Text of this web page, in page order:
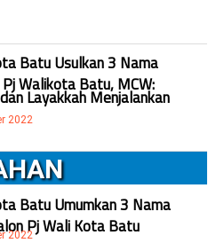
Batu Usulkan 3 Nama
Walikota Batu, MCW:
Layakkah Menjalankan
2022
Batu Umumkan 3 Nama
Pj Wali Kota Batu
2022